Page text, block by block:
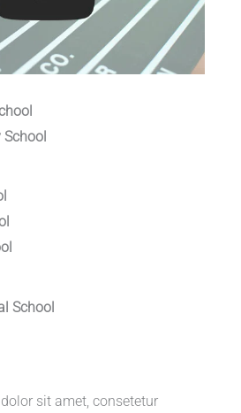
School
School
sit amet, consetetur